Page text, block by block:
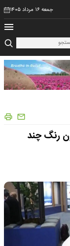
جمعه ۱۶ مرداد ۱۴۰۵
رنگ چند